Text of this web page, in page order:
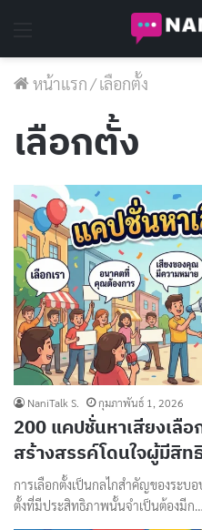
หน้าแรก/เลือกตั้ง
เลือกตั้ง
NaniTalk S. กุมภาพันธ์ 1, 2026
200 แคปชั่นหาเสียงเลื
สร้างสรรค์โดนใจผู้มีสิท
การเลือกตั้งเป็นกลไกสำคัญของระบ
ตั้งที่มีประสิทธิภาพนั้นจำเป็นต้องมีก…